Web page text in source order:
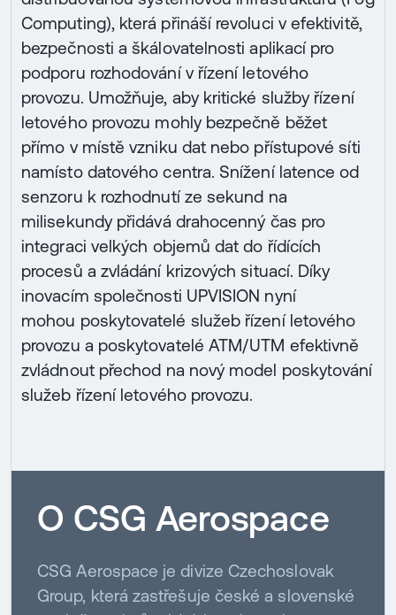
Computing), která přináší revoluci v efektivitě,
bezpečnosti a škálovatelnosti aplikací pro
podporu rozhodování v řízení letového
provozu. Umožňuje, aby kritické služby řízení
letového provozu mohly bezpečně běžet
přímo v místě vzniku dat nebo přístupové síti
namísto datového centra. Snížení latence od
senzoru k rozhodnutí ze sekund na
milisekundy přidává drahocenný čas pro
integraci velkých objemů dat do řídících
procesů a zvládání krizových situací. Díky
inovacím společnosti UPVISION nyní
mohou poskytovatelé služeb řízení letového
provozu a poskytovatelé ATM/UTM efektivně
zvládnout přechod na nový model poskytování
služeb řízení letového provozu.
O CSG Aerospace
CSG Aerospace je divize Czechoslovak
Group, která zastřešuje české a slovenské